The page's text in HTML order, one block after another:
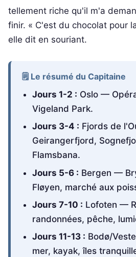
tellement riche qu'il m'a
finir. « C'est du chocolat pour
elle dit en souriant.
🗒️ Le résumé du Capitaine
Jours 1-2 : Oslo —
Vigeland Park.
Jours 3-4 : Fjords de
Geirangerfjord,
Flamsbana.
Jours 5-6 : Bergen —
Fløyen, marché aux
Jours 7-10 : Lofoten —
randonnées, pêche,
Jours 11-13 : Bodø/
mer, kayak, îles